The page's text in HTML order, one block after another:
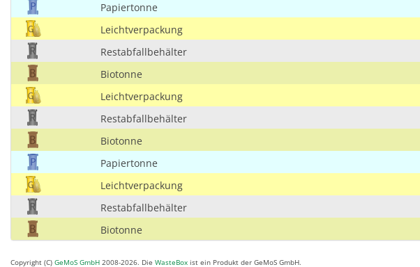
Papiertonne
Leichtverpackung
Restabfallbehälter
Biotonne
Leichtverpackung
Restabfallbehälter
Biotonne
Papiertonne
Leichtverpackung
Restabfallbehälter
Biotonne
Copyright (C) GeMoS GmbH 2008-2026. Die WasteBox ist ein Produkt der GeMoS GmbH.